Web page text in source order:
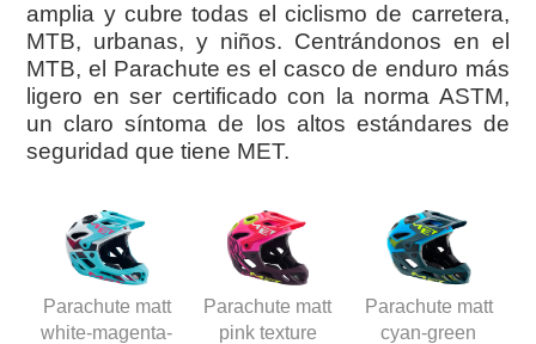
amplia y cubre todas el ciclismo de carretera,
MTB, urbanas, y niños. Centrándonos en el
MTB, el Parachute es el casco de enduro más
ligero en ser certificado con la norma ASTM,
un claro síntoma de los altos estándares de
seguridad que tiene MET.
Parachute matt
white-magenta-
Parachute matt
pink texture
Parachute matt
cyan-green